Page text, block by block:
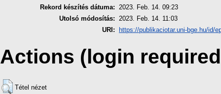
Rekord készítés dátuma:
2023. Feb. 14. 09:23
Utolsó módosítás:
2023. Feb. 14. 11:03
URI:
https://publikaciotar.uni-bge.hu/id/
Actions (login
Tétel nézet